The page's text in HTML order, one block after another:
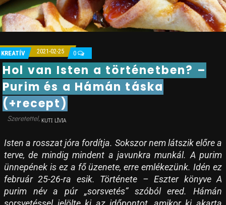
KREATÍV 2021-02-25 0
Hol van Isten a történetben? –
Purim és a Hámán táska
(+recept)
KUTI LÍVIA
Isten a rosszat jóra fordítja. Sokszor nem látszik előre a
terve, de mindig mindent a javunkra munkál. A purim
ünnepének is ez a fő üzenete, erre emlékezünk. Idén ez
február 25-26-ra esik. Története – Eszter könyve A
purim név a púr „sorsvetés” szóból ered. Hámán